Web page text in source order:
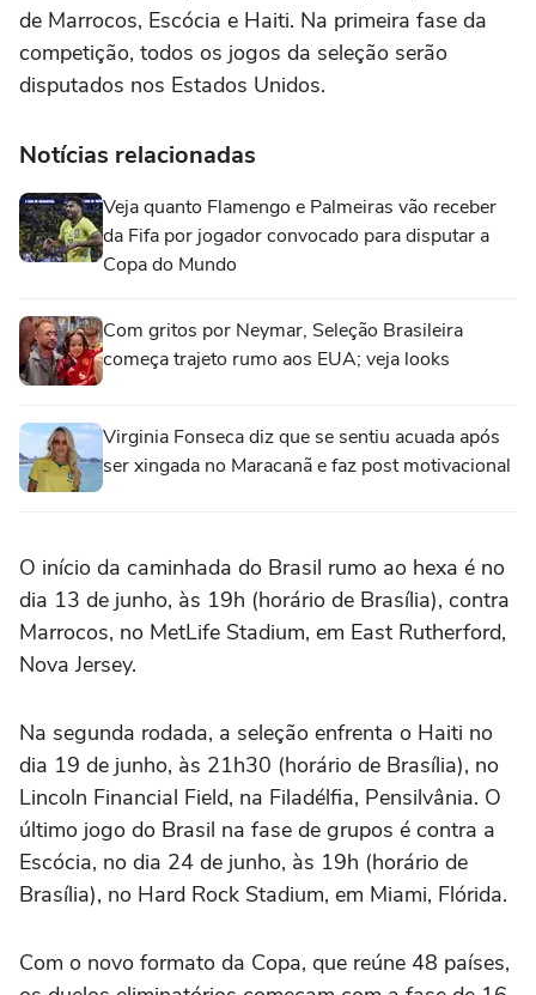
de Marrocos, Escócia e Haiti. Na primeira fase da
competição, todos os jogos da seleção serão
disputados nos Estados Unidos.
Notícias relacionadas
Veja quanto Flamengo e Palmeiras vão receber
da Fifa por jogador convocado para disputar a
Copa do Mundo
Com gritos por Neymar, Seleção Brasileira
começa trajeto rumo aos EUA; veja looks
Virginia Fonseca diz que se sentiu acuada após
ser xingada no Maracanã e faz post motivacional
O início da caminhada do Brasil rumo ao hexa é no
dia 13 de junho, às 19h (horário de Brasília), contra
Marrocos, no MetLife Stadium, em East Rutherford,
Nova Jersey.
Na segunda rodada, a seleção enfrenta o Haiti no
dia 19 de junho, às 21h30 (horário de Brasília), no
Lincoln Financial Field, na Filadélfia, Pensilvânia. O
último jogo do Brasil na fase de grupos é contra a
Escócia, no dia 24 de junho, às 19h (horário de
Brasília), no Hard Rock Stadium, em Miami, Flórida.
Com o novo formato da Copa, que reúne 48 países,